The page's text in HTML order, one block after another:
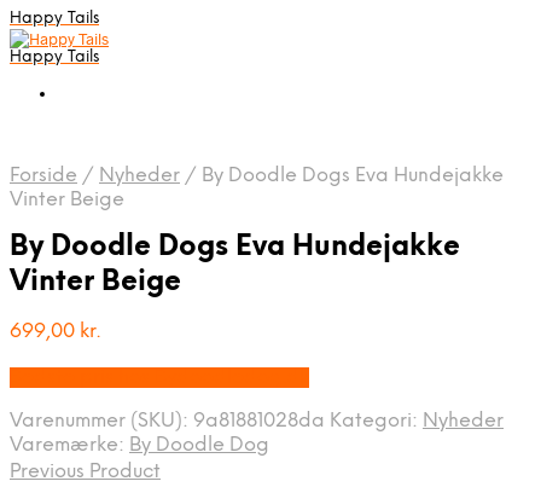
Happy Tails
Happy Tails
Forside / Nyheder / By Doodle Dogs Eva Hundejakke
Vinter Beige
By Doodle Dogs Eva Hundejakke
Vinter Beige
699,00 kr.
Varenummer (SKU): 9a81881028da Kategori: Nyheder
Varemærke: By Doodle Dog
Previous Product